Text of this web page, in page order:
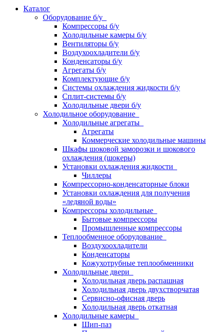
Каталог
Оборудование б/у
Компрессоры б/у
Холодильные камеры б/у
Вентиляторы б/у
Воздухоохладители б/у
Конденсаторы б/у
Агрегаты б/у
Комплектующие б/у
Системы охлаждения жидкости б/у
Сплит-системы б/у
Холодильные двери б/у
Холодильное оборудование
Холодильные агрегаты
Агрегаты
Коммерческие холодильные машины
Шкафы шоковой заморозки и шокового
охлаждения (шокеры)
Установки охлаждения жидкости
Чиллеры
Компрессорно-конденсаторные блоки
Установки охлаждения для получения
«ледяной воды»
Компрессоры холодильные
Бытовые компрессоры
Промышленные компрессоры
Теплообменное оборудование
Воздухоохладители
Конденсаторы
Кожухотрубные теплообменники
Холодильные двери
Холодильная дверь распашная
Холодильная дверь двухстворчатая
Сервисно-офисная дверь
Холодильная дверь откатная
Холодильные камеры
Шип-паз